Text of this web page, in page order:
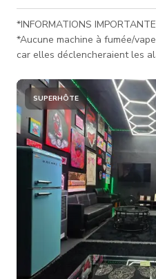
*INFORMATIONS
*Aucune machine à fumée/
car elles déclencheraient les alarmes.*
commercial dédié à diverses
visons à maintenir une
occupants, qui utilisent
de bureau. HORAIRES DU BÂTIMENT Notre bâtiment est
ouvert 24h/24 et 7j/7 pour les
SUPERHÔTE